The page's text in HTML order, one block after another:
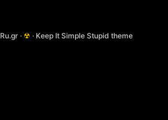
· ☢ · Keep It Simple Stupid theme